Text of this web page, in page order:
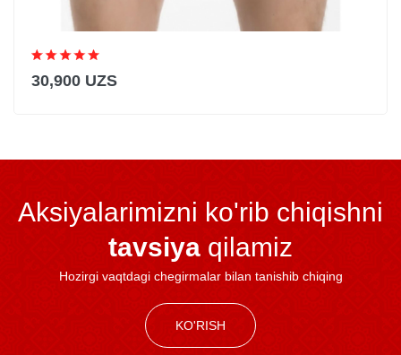
30,900 UZS
Aksiyalarimizni ko'rib chiqishni
tavsiya qilamiz
Hozirgi vaqtdagi chegirmalar bilan tanishib chiqing
KO'RISH